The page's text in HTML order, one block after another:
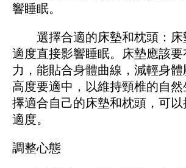
響睡眠。
選擇合適的床墊和枕頭：床
適度直接影響睡眠。床墊應該
力，能貼合身體曲線，減輕身
高度要適中，以維持頸椎的自
擇適合自己的床墊和枕頭，可
適度。
調整心態